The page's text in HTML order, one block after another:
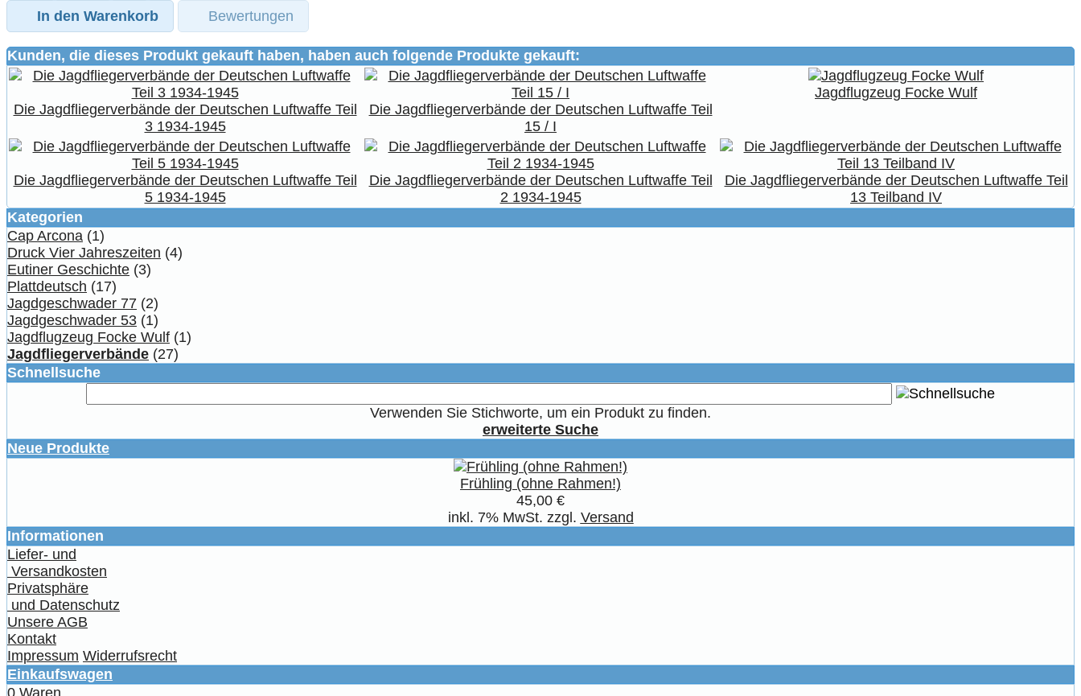
In den Warenkorb Bewertungen
Kunden, die dieses Produkt gekauft haben, haben auch folgende Produkte gekauft:
Die Jagdfliegerverbände der Deutschen Luftwaffe Teil
3 1934-1945
Die Jagdfliegerverbände der Deutschen Luftwaffe Teil
15 / I
Jagdflugzeug Focke Wulf
Die Jagdfliegerverbände der Deutschen Luftwaffe Teil
5 1934-1945
Die Jagdfliegerverbände der Deutschen Luftwaffe Teil
2 1934-1945
Die Jagdfliegerverbände der Deutschen Luftwaffe Teil
13 Teilband IV
Kategorien
Cap Arcona (1)
Druck Vier Jahreszeiten (4)
Eutiner Geschichte (3)
Plattdeutsch (17)
Jagdgeschwader 77 (2)
Jagdgeschwader 53 (1)
Jagdflugzeug Focke Wulf (1)
Jagdfliegerverbände (27)
Schnellsuche
Verwenden Sie Stichworte, um ein Produkt zu finden.
erweiterte Suche
Neue Produkte
Frühling (ohne Rahmen!)
45,00 €
inkl. 7% MwSt. zzgl. Versand
Informationen
Liefer- und
Versandkosten
Privatsphäre
und Datenschutz
Unsere AGB
Kontakt
Impressum Widerrufsrecht
Einkaufswagen
0 Waren